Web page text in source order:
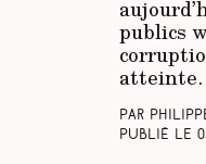
publics
Par
Publié le